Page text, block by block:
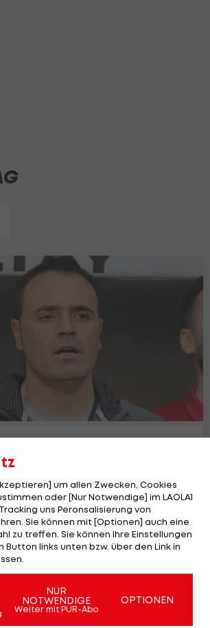
ist viel besser"
um allen Zwecken, Cookies
oder [Nur Notwendige] im LAOLA1
uns Peronsalisierung von
Sie können mit [Optionen] auch eine
zu treffen. Sie können Ihre Einstellungen
links unten bzw. über den Link in
NUR
NOTWENDIGE
Weiter mit PUR-Abo
OPTIONEN